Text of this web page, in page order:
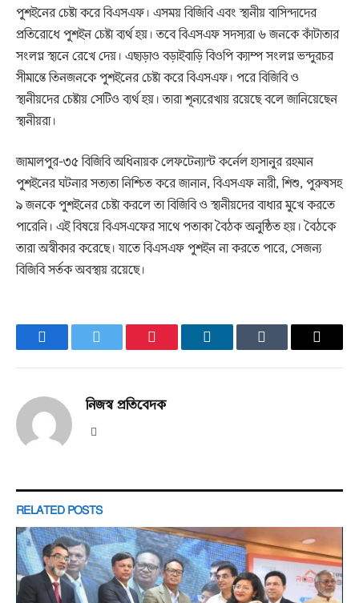
পুশইনের চেষ্টা করে বিএসএফ। এসময় বিজিবি এবং স্থানীয় বাসিন্দাদের
প্রতিরোধে পুশইন চেষ্টা ব্যর্থ হয়। তবে বিএসএফ সদস্যরা ৬ জনকে কাঁটাতার
সংলগ্ন স্থানে রেখে দেয়। এছাড়াও বড়াইবাড়ি বিওপি ক্যাম্প সংলগ্ন ভন্দুরচর
সীমান্তে তিনজনকে পুশইনের চেষ্টা করে বিএসএফ। পরে বিজিবি ও
স্থানীয়দের চেষ্টায় সেটিও ব্যর্থ হয়। তারা শূন্যরেখায় রয়েছে বলে জানিয়েছেন
স্থানীয়রা।
জামালপুর-৩৫ বিজিবি অধিনায়ক লেফটেন্যান্ট কর্নেল হাসানুর রহমান
পুশইনের ঘটনার সত্যতা নিশ্চিত করে জানান, বিএসএফ নারী, শিশু, পুরুষসহ
৯ জনকে পুশইনের চেষ্টা করলে তা বিজিবি ও স্থানীয়দের বাধার মুখে করতে
পারেনি। এই বিষয়ে বিএসএফের সাথে পতাকা বৈঠক অনুষ্ঠিত হয়। বৈঠকে
তারা অস্বীকার করেছে। যাতে বিএসএফ পুশইন না করতে পারে, সেজন্য
বিজিবি সর্তক অবস্থায় রয়েছে।
FacebookTwitter PinterestLinkedInTumblr Email
নিজস্ব প্রতিবেদক
RELATED POSTS